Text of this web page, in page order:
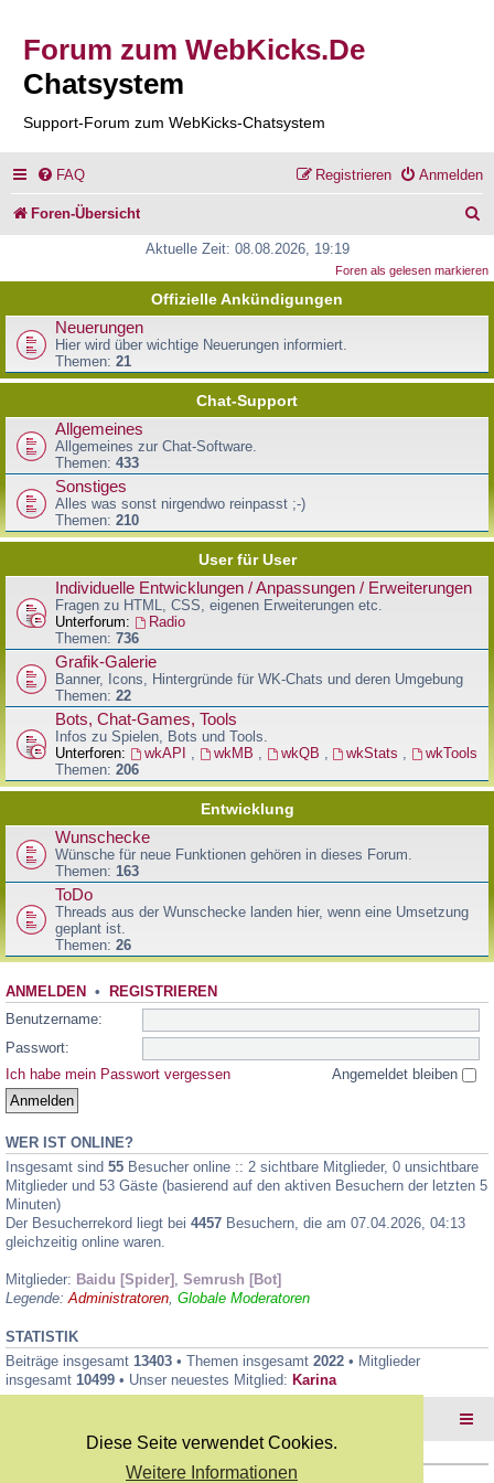
Diese Seite verwendet Cookies.
Weitere Informationen
Forum zum WebKicks.De
Chatsystem
Support-Forum zum WebKicks-Chatsystem
FAQ Anmelden
Registrieren
Foren-Übersicht
c
Aktuelle Zeit: 08.08.2026, 19:19
Foren als gelesen markieren
Offizielle Ankündigungen
Neuerungen
Hier wird über wichtige Neuerungen informiert.
Themen: 21
Chat-Support
Allgemeines
Allgemeines zur Chat-Software.
Themen: 433
Sonstiges
Alles was sonst nirgendwo reinpasst ;-)
Themen: 210
User für User
Individuelle Entwicklungen / Anpassungen / Erweiterungen
Fragen zu HTML, CSS, eigenen Erweiterungen etc.
Unterforum:
Radio
Themen: 736
Grafik-Galerie
Banner, Icons, Hintergründe für WK-Chats und deren Umgebung
Themen: 22
Bots, Chat-Games, Tools
Infos zu Spielen, Bots und Tools.
Unterforen:
wkAPI , wkMB , wkQB , wkStats ,
wkTools
Themen: 206
Entwicklung
Wunschecke
Wünsche für neue Funktionen gehören in dieses Forum.
Themen: 163
ToDo
Threads aus der Wunschecke landen hier, wenn eine Umsetzung
geplant ist.
Themen: 26
ANMELDEN • REGISTRIEREN
Benutzername:
Passwort:
Ich habe mein Passwort vergessen
Angemeldet bleiben
WER IST ONLINE?
Insgesamt sind 55 Besucher online :: 2 sichtbare Mitglieder, 0 unsichtbare
Mitglieder und 53 Gäste (basierend auf den aktiven Besuchern der letzten 5
Minuten)
Der Besucherrekord liegt bei 4457 Besuchern, die am 07.04.2026, 04:13
gleichzeitig online waren.
Mitglieder: Baidu [Spider] , Semrush [Bot]
Legende:Administratoren, Globale Moderatoren
STATISTIK
Beiträge insgesamt 13403 • Themen insgesamt 2022 • Mitglieder
insgesamt 10499 • Unser neuestes Mitglied: Karina